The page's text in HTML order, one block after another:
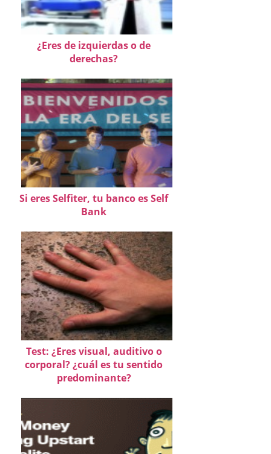
¿Eres de izquierdas o de
derechas?
Si eres Selfiter, tu banco es Self
Bank
Test: ¿Eres visual, auditivo o
corporal? ¿cuál es tu sentido
predominante?